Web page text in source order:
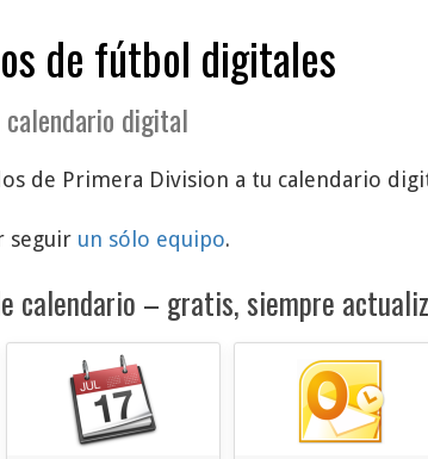
de fútbol digitales
digital
de Primera Division a tu calendario
seguir un sólo equipo.
calendario – gratis, siempre